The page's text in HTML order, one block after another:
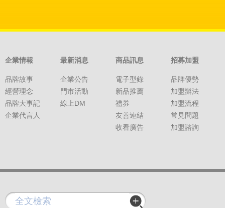
企業情報
品牌故事
經營理念
品牌大事記
企業代言人
最新消息
企業公告
門市活動
線上DM
商品訊息
電子型錄
新品推薦
禮券
友善連結
收看廣告
招募加盟
品牌優勢
加盟辦法
加盟流程
常見問題
加盟諮詢